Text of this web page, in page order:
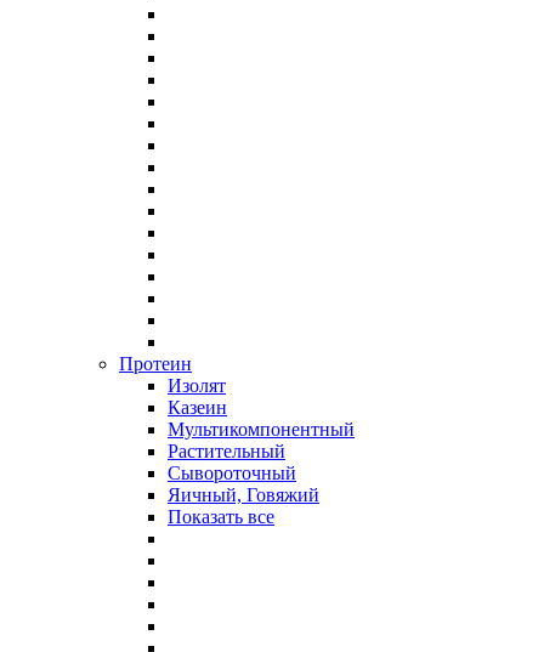
Протеин
Изолят
Казеин
Мультикомпонентный
Растительный
Сывороточный
Яичный, Говяжий
Показать все